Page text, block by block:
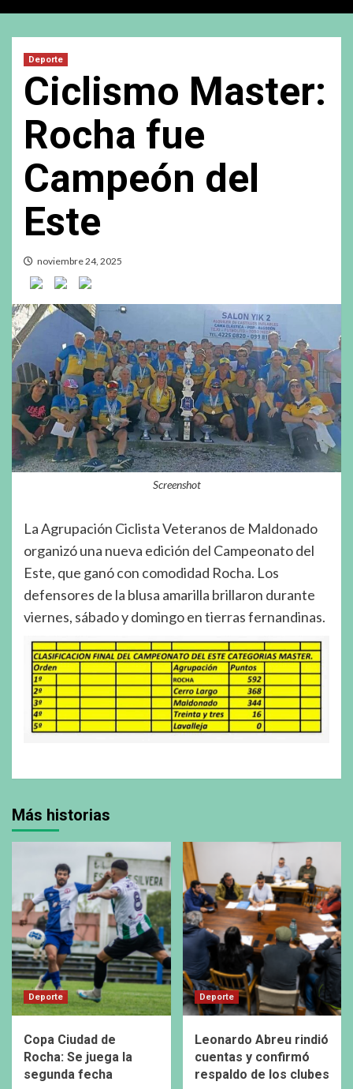
Deporte
Ciclismo Master:
Rocha fue
Campeón del
Este
noviembre 24, 2025
Screenshot
La Agrupación Ciclista Veteranos de Maldonado
organizó una nueva edición del Campeonato del
Este, que ganó con comodidad Rocha. Los
defensores de la blusa amarilla brillaron durante
viernes, sábado y domingo en tierras fernandinas.
Más historias
Deporte
Copa Ciudad de
Rocha: Se juega la
segunda fecha
Deporte
Leonardo Abreu rindió
cuentas y confirmó
respaldo de los clubes